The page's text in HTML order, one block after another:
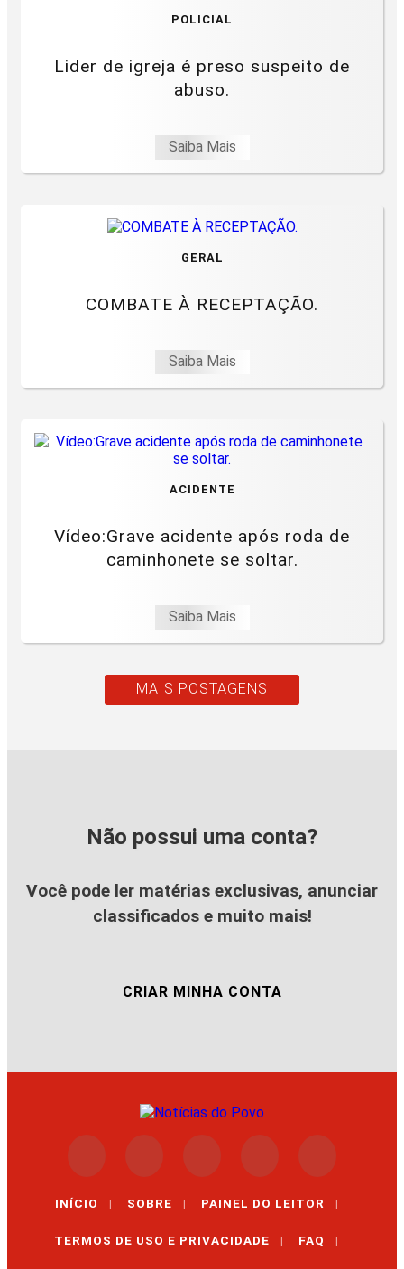
POLICIAL
Lider de igreja é preso suspeito de
abuso.
Saiba Mais
GERAL
COMBATE À RECEPTAÇÃO.
Saiba Mais
ACIDENTE
Vídeo:Grave acidente após roda de
caminhonete se soltar.
Saiba Mais
MAIS POSTAGENS
Não possui uma conta?
Você pode ler matérias exclusivas, anunciar
classificados e muito mais!
CRIAR MINHA CONTA
INÍCIO | SOBRE | PAINEL DO LEITOR |
TERMOS DE USO E PRIVACIDADE | FAQ |